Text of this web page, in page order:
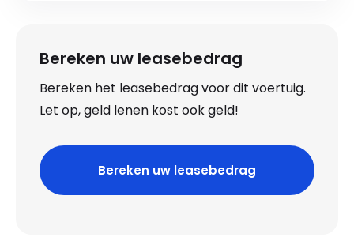
Bereken uw leasebedrag
Bereken het leasebedrag voor dit voertuig.
Let op, geld lenen kost ook geld!
Bereken uw leasebedrag